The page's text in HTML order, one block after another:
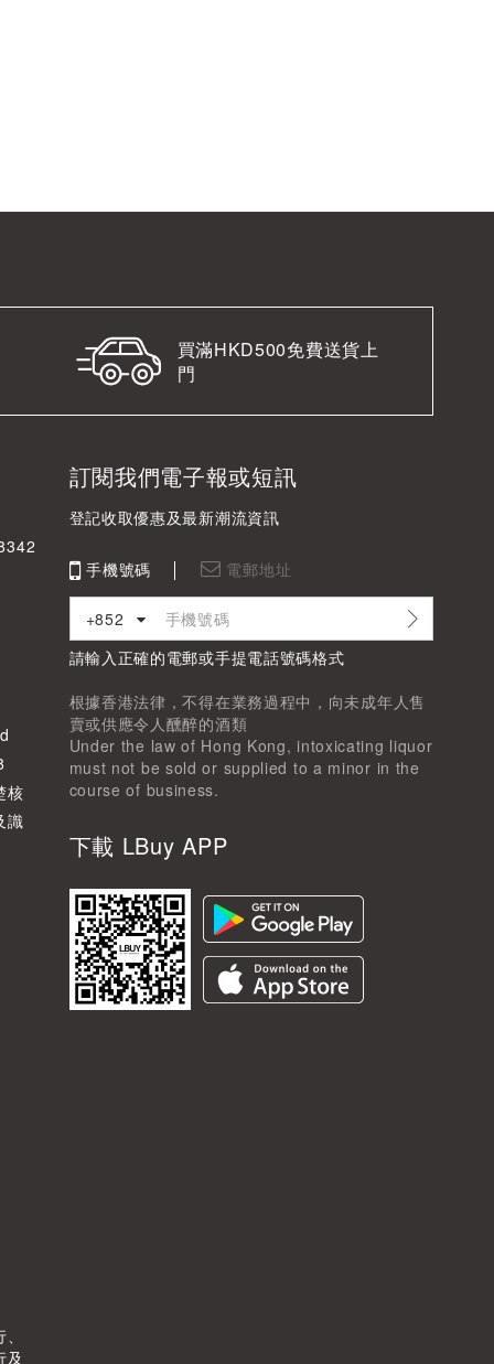
買滿HKD500免費送貨上
門
核
識
及
訂閱我們電子報或短訊
登記收取優惠及最新潮流資訊
手機號碼 電郵地址
+852
請輸入正確的電郵或手提電話號碼格式
根據香港法律，不得在業務過程中，向未成年人售
賣或供應令人醺醉的酒類
Under the law of Hong Kong, intoxicating liquor
must not be sold or supplied to a minor in the
course of business.
下載 LBuy APP